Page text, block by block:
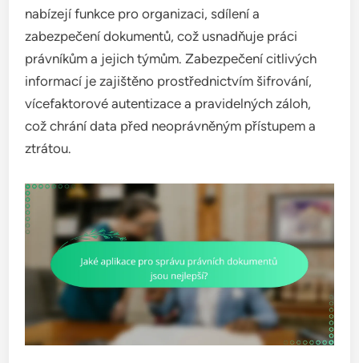
nabízejí funkce pro organizaci, sdílení a
zabezpečení dokumentů, což usnadňuje práci
právníkům a jejich týmům. Zabezpečení citlivých
informací je zajištěno prostřednictvím šifrování,
vícefaktorové autentizace a pravidelných záloh,
což chrání data před neoprávněným přístupem a
ztrátou.